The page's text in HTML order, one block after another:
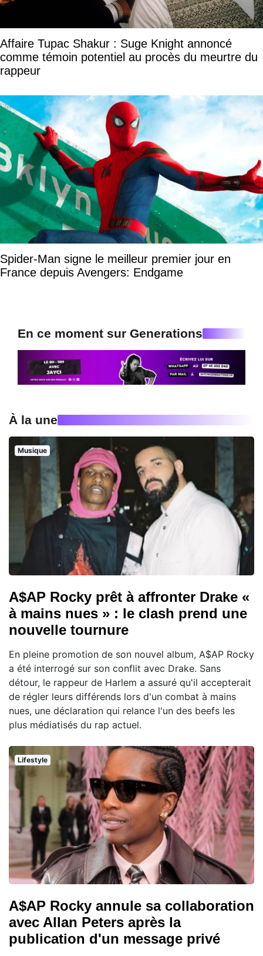
Affaire Tupac Shakur : Suge Knight annoncé
comme témoin potentiel au procès du meurtre du
rappeur
Spider-Man signe le meilleur premier jour en
France depuis Avengers: Endgame
En ce moment sur Generations
À la une
Musique
A$AP Rocky prêt à affronter Drake «
à mains nues » : le clash prend une
nouvelle tournure
En pleine promotion de son nouvel album, A$AP Rocky
a été interrogé sur son conflit avec Drake. Sans
détour, le rappeur de Harlem a assuré qu'il accepterait
de régler leurs différends lors d'un combat à mains
nues, une déclaration qui relance l'un des beefs les
plus médiatisés du rap actuel.
Lifestyle
A$AP Rocky annule sa collaboration
avec Allan Peters après la
publication d'un message privé